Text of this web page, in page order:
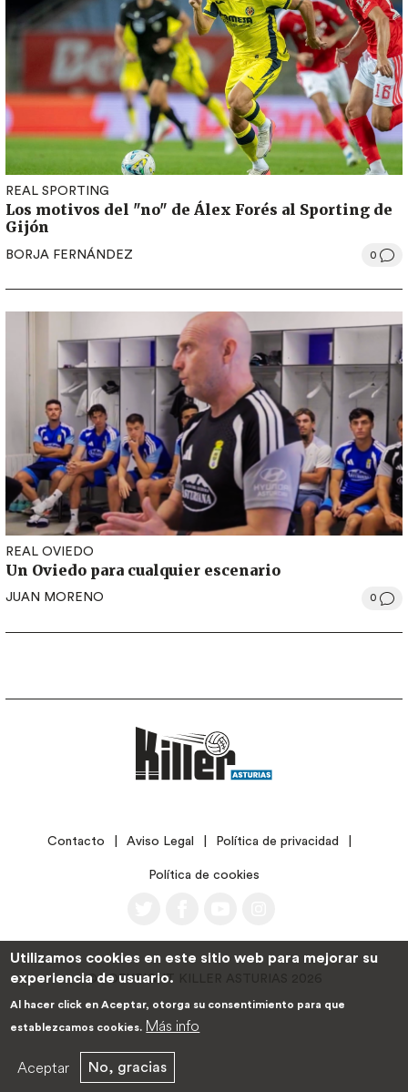
REAL SPORTING
Los motivos del "no" de Álex Forés al Sporting de
Gijón
BORJA FERNÁNDEZ 0
REAL OVIEDO
Un Oviedo para cualquier escenario
JUAN MORENO 0
LEGALContacto Aviso Legal Política de privacidad
Política de cookies
©COPYRIGHT KILLER ASTURIAS 2026
Utilizamos cookies en este sitio web para mejorar su
experiencia de usuario.
Al hacer click en Aceptar, otorga su consentimiento para que
establezcamos cookies. Más info
Aceptar No, gracias